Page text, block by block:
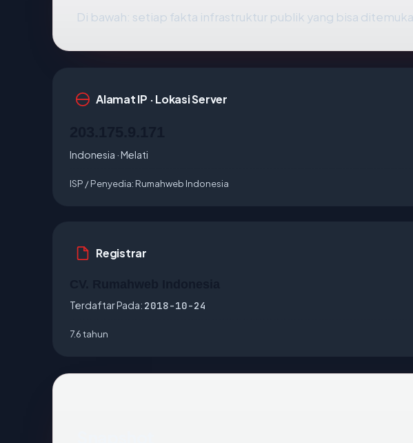
Di bawah: setiap fakta infrastruktur publik yang bisa
Alamat IP · Lokasi Server
Indonesia · Melati
ISP / Penyedia: Rumahweb Indonesia
Registrar
Terdaftar Pada: 2018-10-24
7.6 tahun